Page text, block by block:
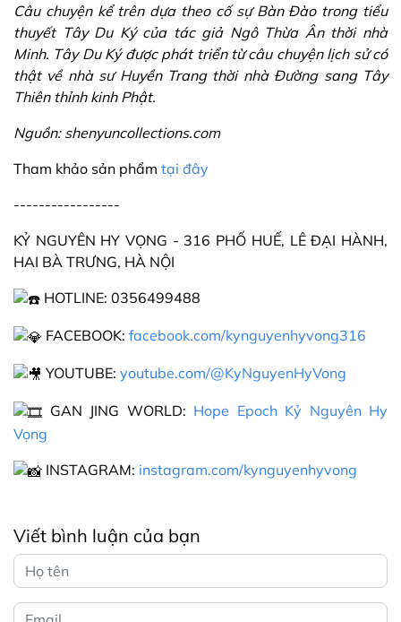
Câu chuyện kể trên dựa theo cố sự Bàn Đào trong tiểu
thuyết Tây Du Ký của tác giả Ngô Thừa Ân thời nhà
Minh. Tây Du Ký được phát triển từ câu chuyện lịch sử có
thật về nhà sư Huyền Trang thời nhà Đường sang Tây
Thiên thỉnh kinh Phật.
Nguồn: shenyuncollections.com
Tham khảo sản phẩm tại đây
-----------------
KỶ NGUYÊN HY VỌNG - 316 PHỐ HUẾ, LÊ ĐẠI HÀNH,
HAI BÀ TRƯNG, HÀ NỘI
HOTLINE: 0356499488
FACEBOOK: facebook.com/kynguyenhyvong316
YOUTUBE: youtube.com/@KyNguyenHyVong
GAN JING WORLD: Hope Epoch Kỷ Nguyên Hy
Vọng
INSTAGRAM: instagram.com/kynguyenhyvong
Viết bình luận của bạn